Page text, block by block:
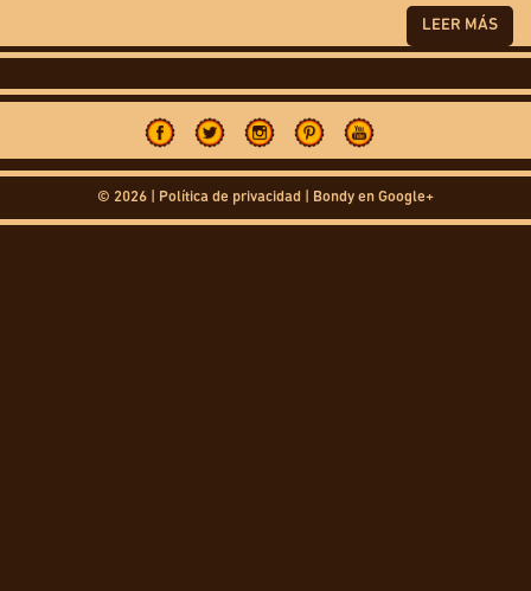
LEER MÁS
© 2026 | Política de privacidad Bondy en Google+